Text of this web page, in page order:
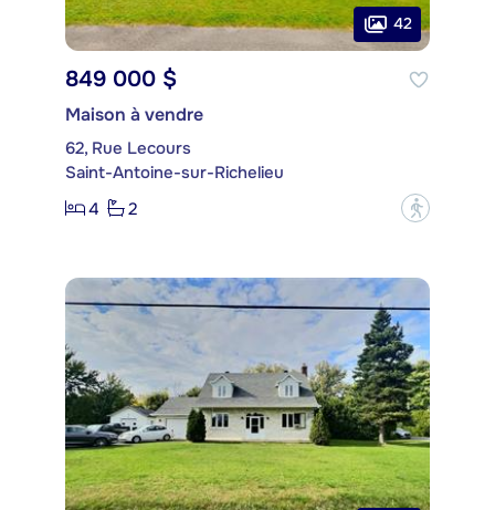
42
849 000 $
Maison à vendre
62, Rue Lecours
Saint-Antoine-sur-Richelieu
4
2 ?